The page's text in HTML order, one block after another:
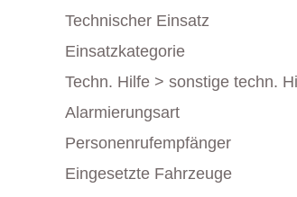
Technischer Einsatz
Einsatzkategorie
Techn. Hilfe > sonstige techn.
Alarmierungsart
Personenrufempfänger
Eingesetzte Fahrzeuge